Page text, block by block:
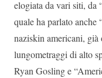
elogiata da vari siti, da
quale ha parlato anche
naziskin americani, già
lungometraggi di alto
Ryan Gosling e